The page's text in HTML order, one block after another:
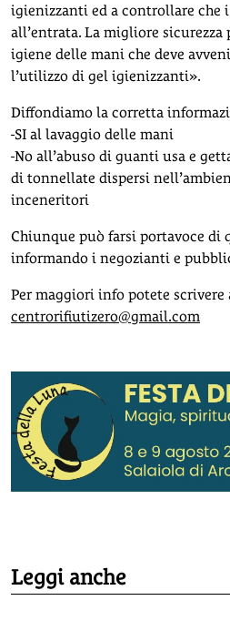
igienizzanti ed a controllare che
all’entrata. La migliore sicurezza
igiene delle mani che deve
l’utilizzo di gel igienizzanti».
Diffondiamo la corretta
-SI al lavaggio delle mani
-No all’abuso di guanti usa e
di tonnellate dispersi
inceneritori
Chiunque può farsi portavoce di
informando i negozianti e
Per maggiori info potete scrivere
centrorifiutizero@gmail.com
Leggi anche